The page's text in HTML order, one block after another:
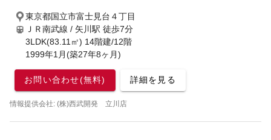
東京都国立市富士見台４丁目
ＪＲ南武線 / 矢川駅 徒歩7分
3LDK(83.11㎡) 14階建/12階
1999年1月(築27年8ヶ月)
お問い合わせ(無料) 詳細を見る
情報提供会社: (株)西武開発 立川店